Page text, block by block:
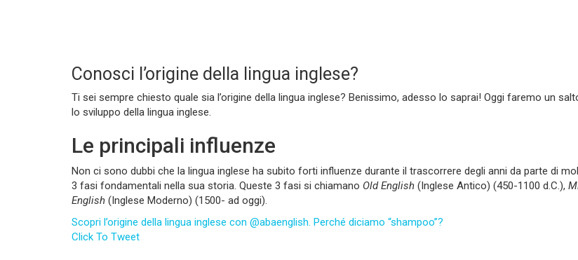
Conosci l’origine della lingua inglese?
Ti sei sempre chiesto quale sia l’origine della lingua inglese? Benissimo, adesso lo saprai! Oggi faremo un
lo sviluppo della lingua inglese.
Le principali influenze
Non ci sono dubbi che la lingua inglese ha subito forti influenze durante il trascorrere degli anni da parte di
3 fasi fondamentali nella sua storia. Queste 3 fasi si chiamano Old English (Inglese Antico) (450-1100 d.C.),
English (Inglese Moderno) (1500- ad oggi).
Scopri l’origine della lingua inglese con @abaenglish. Perché diciamo “shampoo”?
Click To Tweet